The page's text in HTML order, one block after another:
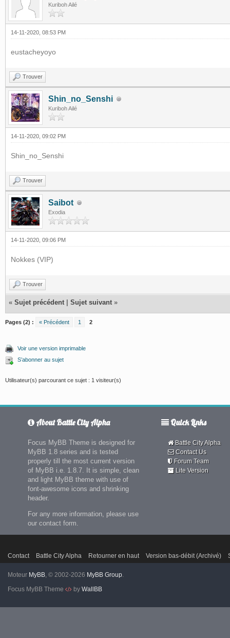
Kuriboh Ailé
14-11-2020, 08:53 PM
eustacheyoyo
Trouver
Shin_no_Senshi
Kuriboh Ailé
14-11-2020, 09:02 PM
Shin_no_Senshi
Trouver
Saibot
Exodia
14-11-2020, 09:06 PM
Nokkes (VIP)
Trouver
« Sujet précédent Sujet suivant »
Pages (2) : « Précédent 1 2
Voir une version imprimable
S’abonner au sujet
Utilisateur(s) parcourant ce sujet : 1 visiteur(s)
About Battle City Alpha
Focus MyBB Theme is designed for
MyBB 1.8 series and is tested
properly till the most current version
of MyBB i.e. 1.8.7. It is simple, clean
and light MyBB theme with use of
font-awesome icons and shrinking
header.
For any more information, please use
our contact form.
Quick Links
Battle City Alpha
Contact Us
Forum Team
Lite Version
Contact Battle City Alpha Retourner en haut Version bas-débit (Archivé)
Moteur MyBB, © 2002-2026 MyBB Group.
Focus MyBB Theme
by WallBB